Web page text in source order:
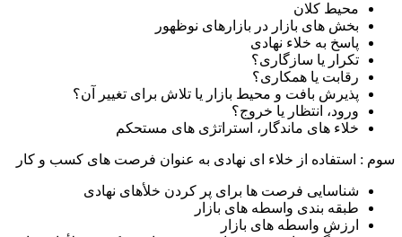
محیط کلان
بخش های بازار در بازارهای نوظهور
پاسخ به خلاء نهادی
تکرار یا سازگاری؟
رقابت یا همکاری؟
پذیرش بافت و محیط بازار یا تلاش برای تغییر آن؟
ورود، انتظار یا خروج؟
خلاء های ماندگار، استراتژی های مستحکم
سوم : استفاده از خلاء ای نهادی به عنوان فرصت های کسب و کار
شناسایی فرصت ها برای پر کردن خلأهای نهادی
طبقه بندی واسطه های بازار
ارزش واسطه های بازار